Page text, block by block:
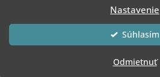
Nastavenie
Odmietnuť
Súhlasím